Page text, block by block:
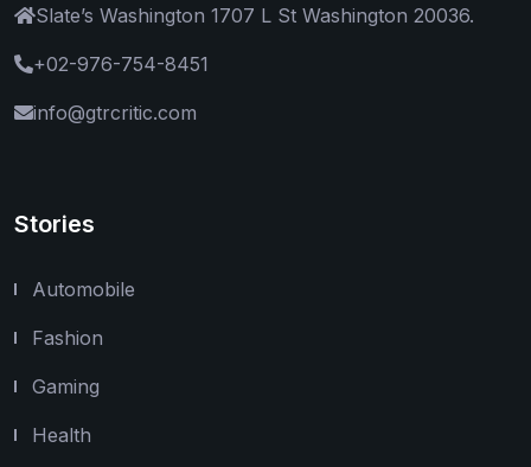
Slate’s Washington 1707 L St Washington 20036.
+02-976-754-8451
info@gtrcritic.com
Stories
Automobile
Fashion
Gaming
Health